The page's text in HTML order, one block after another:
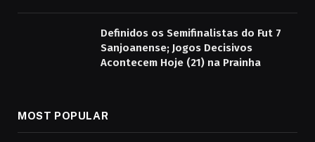
Definidos os Semifinalistas do Fut 7
Sanjoanense; Jogos Decisivos
Acontecem Hoje (21) na Prainha
MOST POPULAR